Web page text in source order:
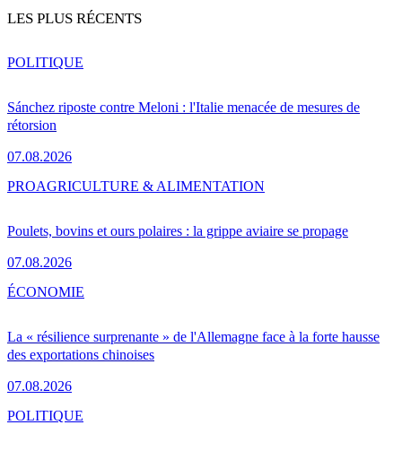
LES PLUS RÉCENTS
Sánchez riposte contre Meloni : l'Italie menacée de mesures de
rétorsion
07.08.2026
POLITIQUE
Poulets, bovins et ours polaires : la grippe aviaire se propage
07.08.2026
PROAGRICULTURE & ALIMENTATION
La « résilience surprenante » de l'Allemagne face à la forte hausse
des exportations chinoises
07.08.2026
ÉCONOMIE
POLITIQUE